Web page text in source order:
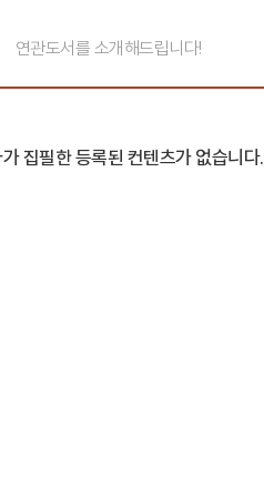
연관도서를 소개해드립니다!
집필한 등록된 컨텐츠가 없습니다.